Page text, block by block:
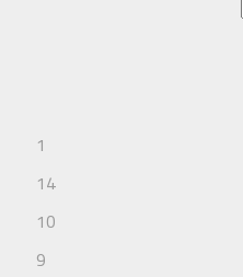
1
14
10
9